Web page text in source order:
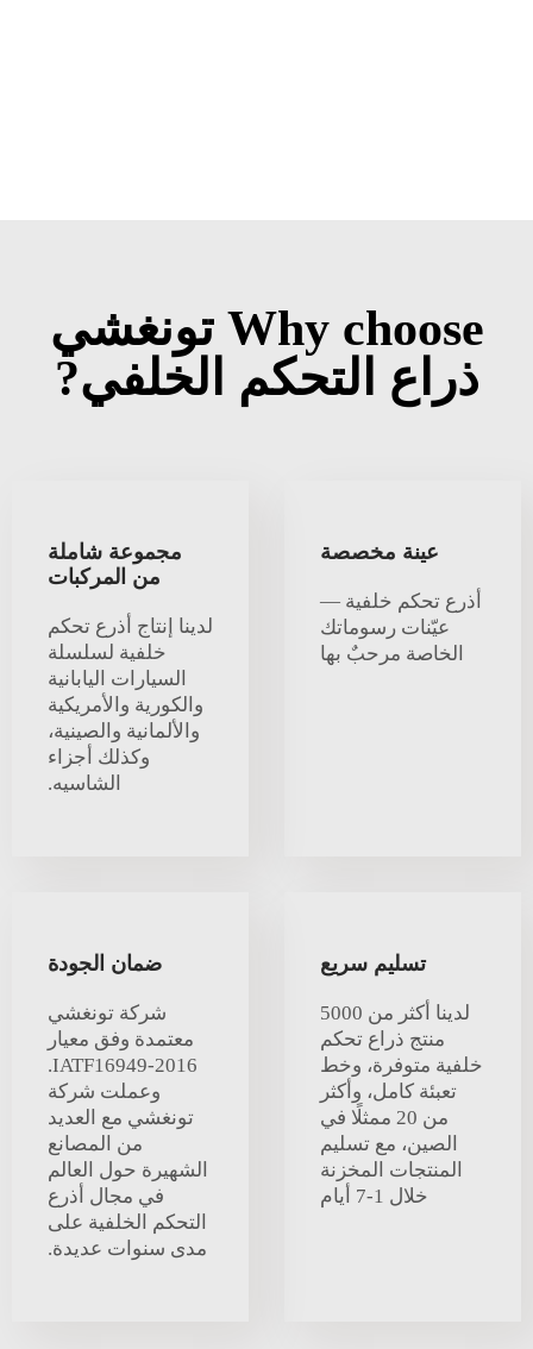
Why choose تونغشي
ذراع التحكم الخلفي?
عينة مخصصة
أذرع تحكم خلفية —
عيّنات رسوماتك
الخاصة مرحبٌ بها
مجموعة شاملة
من المركبات
لدينا إنتاج أذرع تحكم
خلفية لسلسلة
السيارات اليابانية
والكورية والأمريكية
والألمانية والصينية،
وكذلك أجزاء
الشاسيه.
تسليم سريع
لدينا أكثر من 5000
منتج ذراع تحكم
خلفية متوفرة، وخط
تعبئة كامل، وأكثر
من 20 ممثلًا في
الصين، مع تسليم
المنتجات المخزنة
خلال 1-7 أيام
ضمان الجودة
شركة تونغشي
معتمدة وفق معيار
IATF16949-2016.
وعملت شركة
تونغشي مع العديد
من المصانع
الشهيرة حول العالم
في مجال أذرع
التحكم الخلفية على
مدى سنوات عديدة.